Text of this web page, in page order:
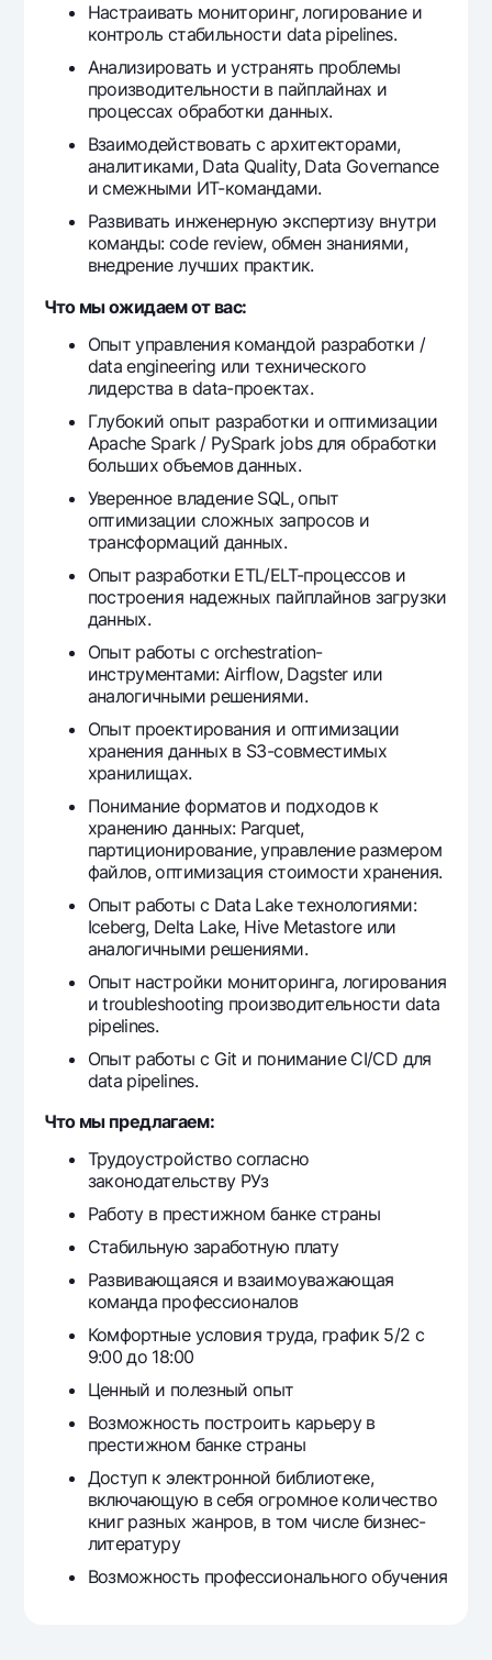
Настраивать мониторинг, логирование и
контроль стабильности data pipelines.
Анализировать и устранять проблемы
производительности в пайплайнах и
процессах обработки данных.
Взаимодействовать с архитекторами,
аналитиками, Data Quality, Data Governance
и смежными ИТ-командами.
Развивать инженерную экспертизу внутри
команды: code review, обмен знаниями,
внедрение лучших практик.
Что мы ожидаем от вас:
Опыт управления командой разработки /
data engineering или технического
лидерства в data-проектах.
Глубокий опыт разработки и оптимизации
Apache Spark / PySpark jobs для обработки
больших объемов данных.
Уверенное владение SQL, опыт
оптимизации сложных запросов и
трансформаций данных.
Опыт разработки ETL/ELT-процессов и
построения надежных пайплайнов загрузки
данных.
Опыт работы с orchestration-
инструментами: Airflow, Dagster или
аналогичными решениями.
Опыт проектирования и оптимизации
хранения данных в S3-совместимых
хранилищах.
Понимание форматов и подходов к
хранению данных: Parquet,
партиционирование, управление размером
файлов, оптимизация стоимости хранения.
Опыт работы с Data Lake технологиями:
Iceberg, Delta Lake, Hive Metastore или
аналогичными решениями.
Опыт настройки мониторинга, логирования
и troubleshooting производительности data
pipelines.
Опыт работы с Git и понимание CI/CD для
data pipelines.
Что мы предлагаем:
Трудоустройство согласно
законодательству РУз
Работу в престижном банке страны
Стабильную заработную плату
Развивающаяся и взаимоуважающая
команда профессионалов
Комфортные условия труда, график 5/2 с
9:00 до 18:00
Ценный и полезный опыт
Возможность построить карьеру в
престижном банке страны
Доступ к электронной библиотеке,
включающую в себя огромное количество
книг разных жанров, в том числе бизнес-
литературу
Возможность профессионального обучения